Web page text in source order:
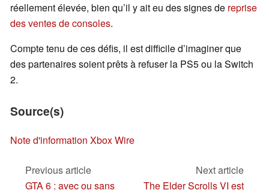
réellement élevée, bien qu’il y ait eu des signes de reprise
des ventes de consoles.
Compte tenu de ces défis, il est difficile d’imaginer que
des partenaires soient prêts à refuser la PS5 ou la Switch
2.
Source(s)
Note d'information Xbox Wire
Previous article
GTA 6 : avec ou sans
Next article
The Elder Scrolls VI est